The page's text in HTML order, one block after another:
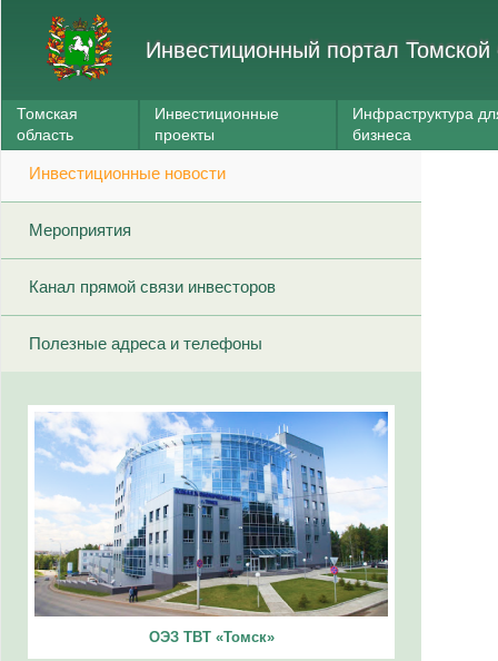
Инвестиционный портал Томской
Томская
область
Инвестиционные
проекты
Инфраструктура
бизнеса
Инвестиционные новости
Мероприятия
Канал прямой связи инвесторов
Полезные адреса и телефоны
ОЭЗ ТВТ «Томск»